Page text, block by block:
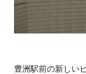
豊洲駅前の新しい